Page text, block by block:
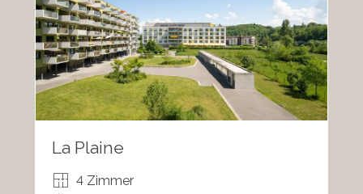
La Plaine
4 Zimmer